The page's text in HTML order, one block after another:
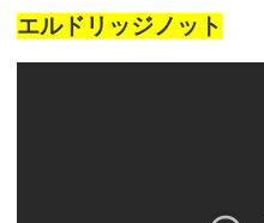
エルドリッジノット